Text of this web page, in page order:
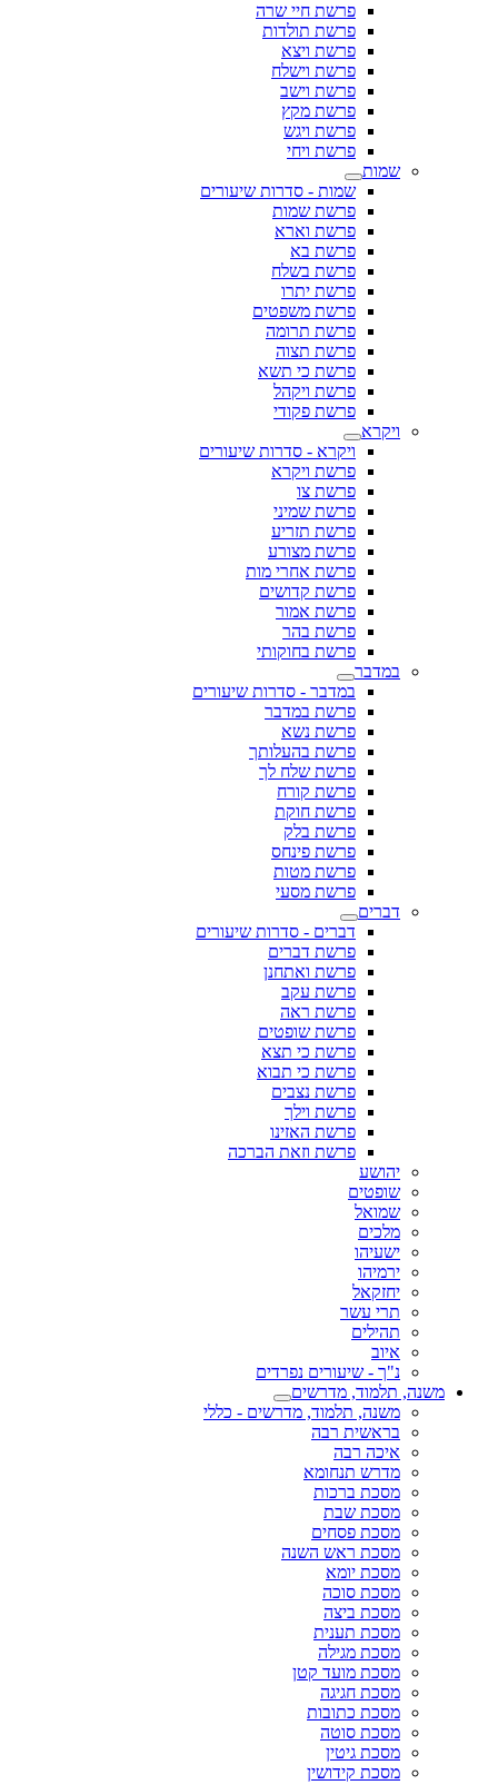
פרשת חיי שרה
פרשת תולדות
פרשת ויצא
פרשת וישלח
פרשת וישב
פרשת מקץ
פרשת ויגש
פרשת ויחי
שמות
שמות - סדרות שיעורים
פרשת שמות
פרשת וארא
פרשת בא
פרשת בשלח
פרשת יתרו
פרשת משפטים
פרשת תרומה
פרשת תצוה
פרשת כי תשא
פרשת ויקהל
פרשת פקודי
ויקרא
ויקרא - סדרות שיעורים
פרשת ויקרא
פרשת צו
פרשת שמיני
פרשת תזריע
פרשת מצורע
פרשת אחרי מות
פרשת קדושים
פרשת אמור
פרשת בהר
פרשת בחוקותי
במדבר
במדבר - סדרות שיעורים
פרשת במדבר
פרשת נשא
פרשת בהעלותך
פרשת שלח לך
פרשת קורח
פרשת חוקת
פרשת בלק
פרשת פינחס
פרשת מטות
פרשת מסעי
דברים
דברים - סדרות שיעורים
פרשת דברים
פרשת ואתחנן
פרשת עקב
פרשת ראה
פרשת שופטים
פרשת כי תצא
פרשת כי תבוא
פרשת נצבים
פרשת וילך
פרשת האזינו
פרשת וזאת הברכה
יהושע
שופטים
שמואל
מלכים
ישעיהו
ירמיהו
יחזקאל
תרי עשר
תהילים
איוב
נ"ך - שיעורים נפרדים
משנה, תלמוד, מדרשים
משנה, תלמוד, מדרשים - כללי
בראשית רבה
איכה רבה
מדרש תנחומא
מסכת ברכות
מסכת שבת
מסכת פסחים
מסכת ראש השנה
מסכת יומא
מסכת סוכה
מסכת ביצה
מסכת תענית
מסכת מגילה
מסכת מועד קטן
מסכת חגיגה
מסכת כתובות
מסכת סוטה
מסכת גיטין
מסכת קידושין